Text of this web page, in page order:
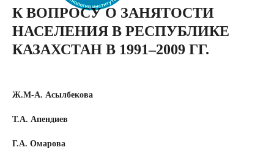
К ВОПРОСУ О ЗАНЯТОСТИ
НАСЕЛЕНИЯ В РЕСПУБЛИКЕ
КАЗАХСТАН В 1991–2009 ГГ.
Ж.М-А. Асылбекова
Т.А. Апендиев
Г.А. Омарова